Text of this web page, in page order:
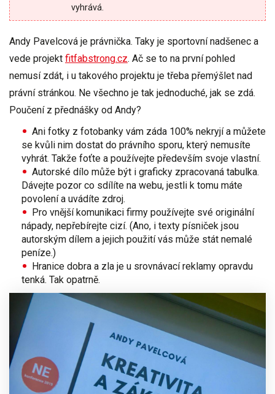
vyhrává.
Andy Pavelcová je právnička. Taky je sportovní nadšenec a
vede projekt fitfabstrong.cz. Ač se to na první pohled
nemusí zdát, i u takového projektu je třeba přemýšlet nad
právní stránkou. Ne všechno je tak jednoduché, jak se zdá.
Poučení z přednášky od Andy?
Ani fotky z fotobanky vám záda 100% nekryjí a můžete
se kvůli nim dostat do právního sporu, který nemusíte
vyhrát. Takže foťte a používejte především svoje vlastní.
Autorské dílo může být i graficky zpracovaná tabulka.
Dávejte pozor co sdílíte na webu, jestli k tomu máte
povolenía uvádíte zdroj.
Pro vnější komunikaci firmy používejte své originální
nápady, nepřebírejte cizí. (Ano, i texty písniček jsou
autorským dílem a jejich použití vás může stát nemalé
peníze.)
Hranice dobra a zla je u srovnávací reklamy opravdu
tenká. Tak opatrně.